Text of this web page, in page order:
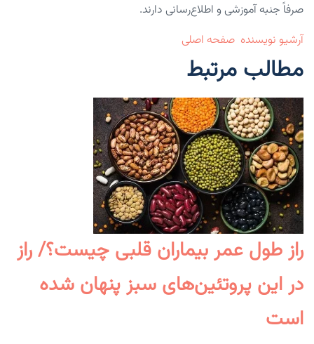
صرفاً جنبه آموزشی و اطلاع‌رسانی دارند.
آرشیو نویسنده صفحه اصلی
مطالب مرتبط
راز طول عمر بیماران قلبی چیست؟/ راز
در این پروتئین‌های سبز پنهان شده
است